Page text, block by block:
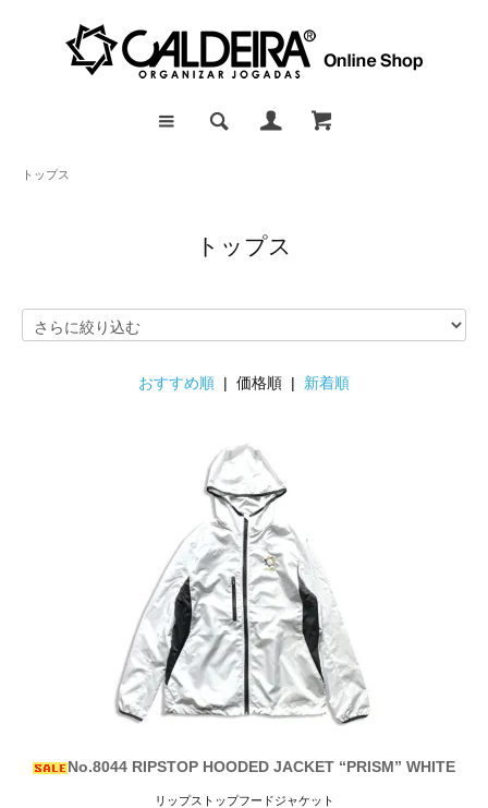
トップス
トップス
おすすめ順 | 価格順 | 新着順
No.8044 RIPSTOP HOODED JACKET “PRISM” WHITE
リップストップフードジャケット